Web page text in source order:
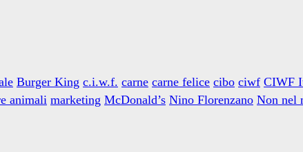
Burger King c.i.w.f. carne carne felice cibo ciwf CIWF
animali marketing McDonald’s Nino Florenzano Non nel